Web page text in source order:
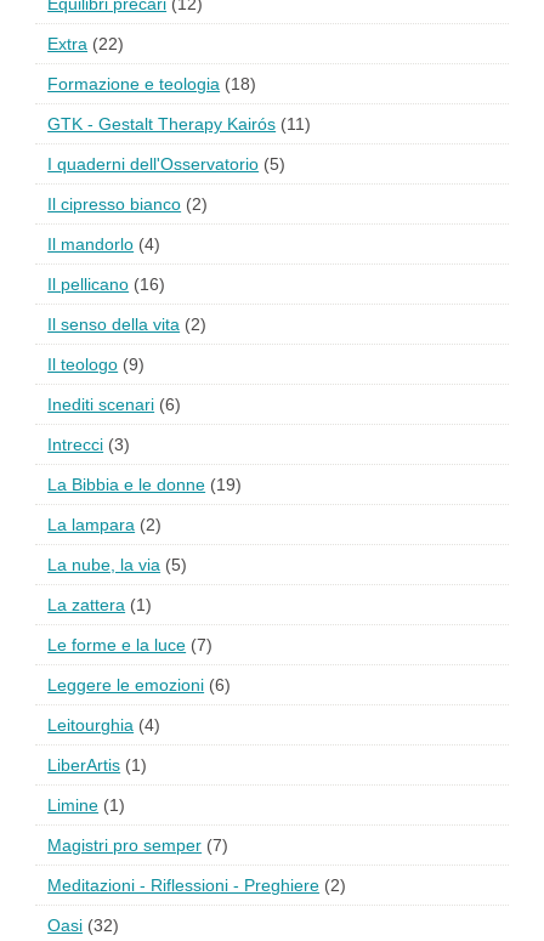
Extra (22)
Formazione e teologia (18)
GTK - Gestalt Therapy Kairós (11)
I quaderni dell'Osservatorio (5)
Il cipresso bianco (2)
Il mandorlo (4)
Il pellicano (16)
Il senso della vita (2)
Il teologo (9)
Inediti scenari (6)
Intrecci (3)
La Bibbia e le donne (19)
La lampara (2)
La nube, la via (5)
La zattera (1)
Le forme e la luce (7)
Leggere le emozioni (6)
Leitourghia (4)
LiberArtis (1)
Limine (1)
Magistri pro semper (7)
Meditazioni - Riflessioni - Preghiere (2)
Oasi (32)